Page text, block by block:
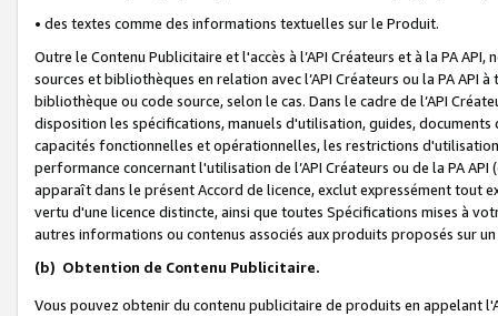
• des textes comme des informations textuelles sur le Produit.
Outre le Contenu Publicitaire et l'accès à l’API Créateurs et à la PA
sources et bibliothèques en relation avec l’API Créateurs ou la PA
bibliothèque ou code source, selon le cas. Dans le cadre de l’API
disposition les spécifications, manuels d'utilisation, guides,
capacités fonctionnelles et opérationnelles, les restrictions
performance concernant l'utilisation de l’API Créateurs ou de la PA
apparaît dans le présent Accord de licence, exclut expressément tout
vertu d'une licence distincte, ainsi que toutes Spécifications mises à
autres informations ou contenus associés aux produits proposés sur
(b) Obtention de Contenu Publicitaire.
Vous pouvez obtenir du contenu publicitaire de produits en appelant